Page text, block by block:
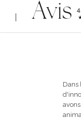
Avis
Dans